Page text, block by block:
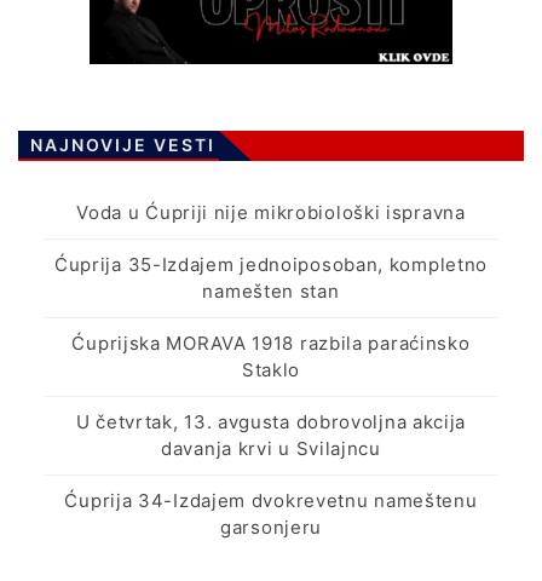
NAJNOVIJE VESTI
Voda u Ćupriji nije mikrobiološki ispravna
Ćuprija 35-Izdajem jednoiposoban, kompletno
namešten stan
Ćuprijska MORAVA 1918 razbila paraćinsko
Staklo
U četvrtak, 13. avgusta dobrovoljna akcija
davanja krvi u Svilajncu
Ćuprija 34-Izdajem dvokrevetnu nameštenu
garsonjeru